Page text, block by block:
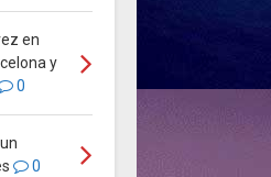
en
y
0
0